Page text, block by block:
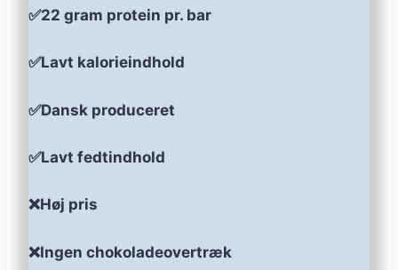
✅22 gram protein pr. bar
✅Lavt kalorieindhold
✅Dansk produceret
✅Lavt fedtindhold
❌Høj pris
❌Ingen chokoladeovertræk